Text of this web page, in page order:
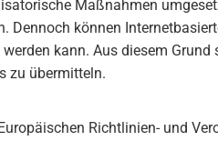
Maßnahmen
Dennoch können
kann. Aus diesem Grund
zu übermitteln.
Richtlinien- und